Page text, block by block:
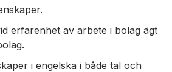
erfarenhet av arbete i bolag ägt
i engelska i både tal och